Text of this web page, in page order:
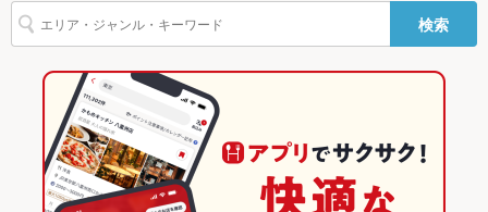
飲み放題
食べ放題 なし
カクテル充実、焼酎充実、日本酒充実、ワイン充実
お子様連れ お子様連れOK
ウェディン
グパーティ
－
サムギョプサル 食べ飲み放題 韓国料理 モクポ 札幌駅前店
麻生駅 × 海鮮
焼き鳥・鶏料理
麻生・北24条（北区・東区） × 和食
麻生 × 焼き鳥・鶏料理
北海道 × 居酒屋
北海道 × 海鮮
肉寿司
北海道の居酒屋ランキング
北海道の海鮮ランキング
麻生・北24条（北区・東区）のグルメランキング
麻生・北24条（北区・東区）の居酒屋ランキング
検索